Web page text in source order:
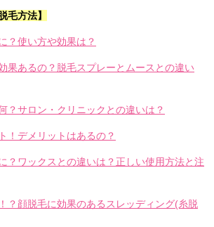
毛方法】
？使い方や効果は？
果あるの？脱毛スプレーとムースとの違い
？サロン・クリニックとの違いは？
！デメリットはあるの？
？ワックスとの違いは？正しい使用方法と注
？顔脱毛に効果のあるスレッディング(糸脱